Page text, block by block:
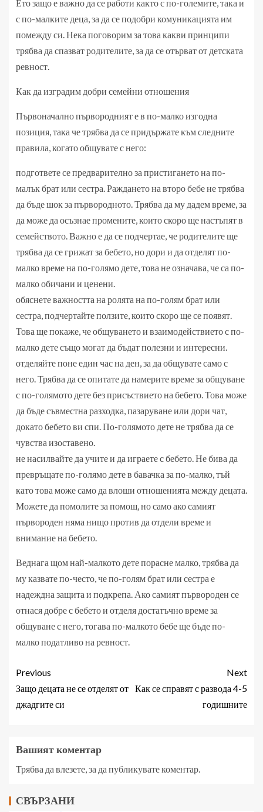
Ето защо е важно да се работи както с по-големите, така и
с по-малките деца, за да се подобри комуникацията им
помежду си. Нека поговорим за това какви принципи
трябва да спазват родителите, за да се отърват от детската
ревност.
Как да изградим добри семейни отношения
Първоначално първородният е в по-малко изгодна
позиция, така че трябва да се придържате към следните
правила, когато общувате с него:
подгответе се предварително за пристигането на по-
малък брат или сестра. Раждането на второ бебе не трябва
да бъде шок за първородното. Трябва да му дадем време, за
да може да осъзнае промените, които скоро ще настъпят в
семейството. Важно е да се подчертае, че родителите ще
трябва да се грижат за бебето, но дори и да отделят по-
малко време на по-голямо дете, това не означава, че са по-
малко обичани и ценени.
обяснете важността на ролята на по-голям брат или
сестра, подчертайте ползите, които скоро ще се появят.
Това ще покаже, че общуването и взаимодействието с по-
малко дете също могат да бъдат полезни и интересни.
отделяйте поне един час на ден, за да общувате само с
него. Трябва да се опитате да намерите време за общуване
с по-голямото дете без присъствието на бебето. Това може
да бъде съвместна разходка, пазаруване или дори чат,
докато бебето ви спи. По-голямото дете не трябва да се
чувства изоставено.
не насилвайте да учите и да играете с бебето. Не бива да
превръщате по-голямо дете в бавачка за по-малко, тъй
като това може само да влоши отношенията между децата.
Можете да помолите за помощ, но само ако самият
първороден няма нищо против да отдели време и
внимание на бебето.
Веднага щом най-малкото дете порасне малко, трябва да
му казвате по-често, че по-голям брат или сестра е
надеждна защита и подкрепа. Ако самият първороден се
отнася добре с бебето и отделя достатъчно време за
общуване с него, тогава по-малкото бебе ще бъде по-
малко податливо на ревност.
Previous
Защо децата не се отделят от
джадгите си
Next
Как се справят с развода 4-5
годишните
Вашият коментар
Трябва да влезете , за да публикувате коментар.
СВЪРЗАНИ